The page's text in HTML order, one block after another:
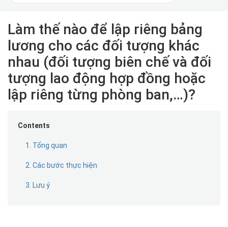
Làm thế nào để lập riêng bảng
lương cho các đối tượng khác
nhau (đối tượng biên chế và đối
tượng lao động hợp đồng hoặc
lập riêng từng phòng ban,…)?
Contents
1. Tổng quan
2. Các bước thực hiện
3. Lưu ý